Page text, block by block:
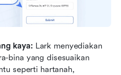
kaya: Lark menyediakan
bina yang disesuaikan
seperti hartanah,